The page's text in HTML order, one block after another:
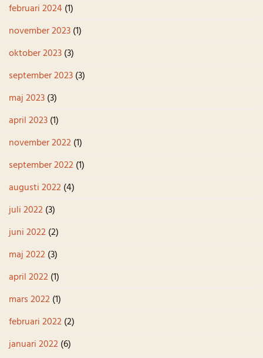
februari 2024(1)
november 2023(1)
oktober 2023(3)
september 2023(3)
maj 2023(3)
april 2023(1)
november 2022(1)
september 2022(1)
augusti 2022(4)
juli 2022(3)
juni 2022(2)
maj 2022(3)
april 2022(1)
mars 2022(1)
februari 2022(2)
januari 2022(6)